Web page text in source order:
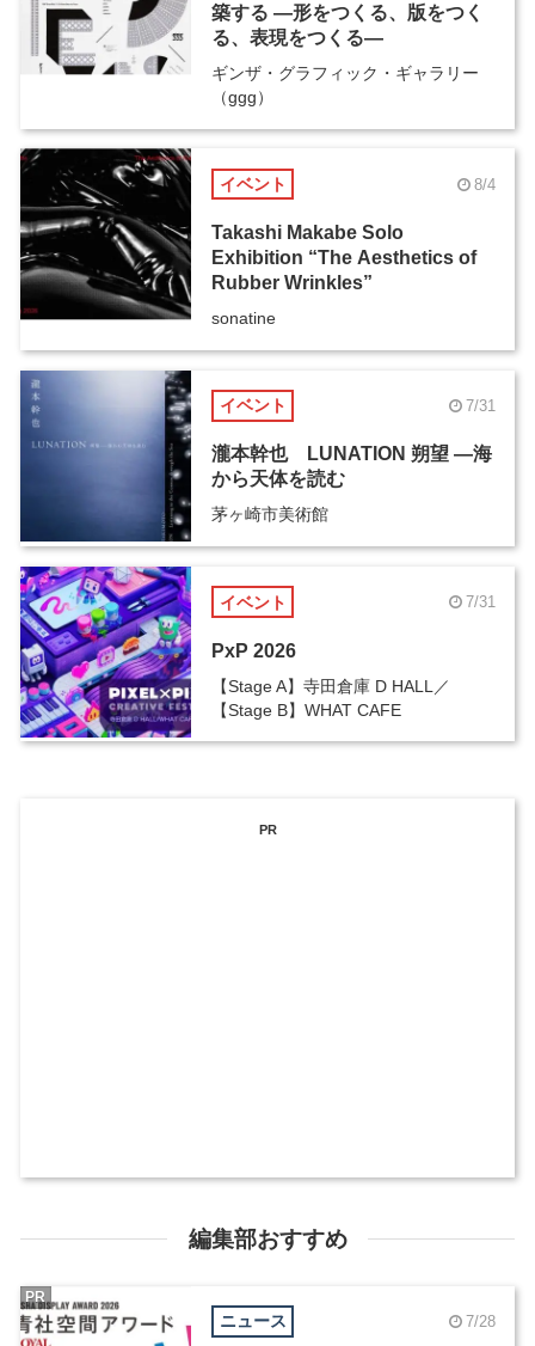
築する ―形をつくる、版をつく
る、表現をつくる―
ギンザ・グラフィック・ギャラリー
（ggg）
イベント 8/4
Takashi Makabe Solo
Exhibition “The Aesthetics of
Rubber Wrinkles”
sonatine
イベント 7/31
瀧本幹也 LUNATION 朔望 ―海
から天体を読む
茅ヶ崎市美術館
イベント 7/31
PxP 2026
【Stage A】寺田倉庫 D HALL／
【Stage B】WHAT CAFE
PR
編集部おすすめ
ニュース 7/28
PR